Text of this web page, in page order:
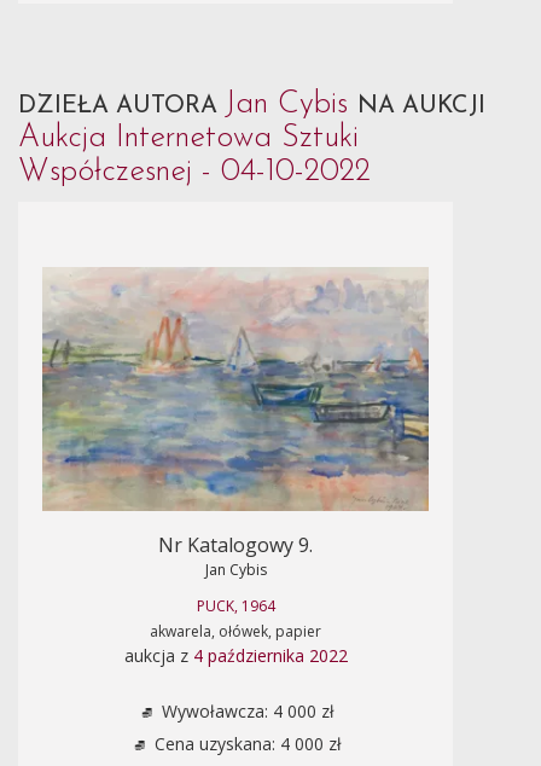
DZIEŁA AUTORA Jan Cybis NA AUKCJI
Aukcja Internetowa Sztuki
Współczesnej - 04-10-2022
Nr Katalogowy 9.
Jan Cybis
PUCK, 1964
akwarela, ołówek, papier
aukcja z 4 października 2022
Wywoławcza: 4 000 zł
Cena uzyskana: 4 000 zł